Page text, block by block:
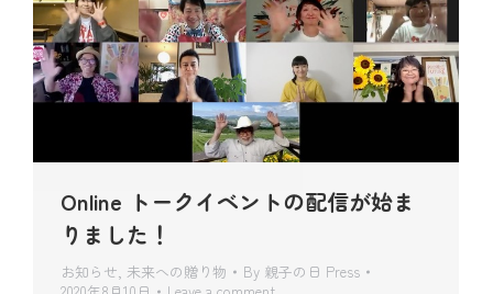
Online トークイベントの配信が始ま
りました！
お知らせ 未来への贈り物 By 親子の日 Press